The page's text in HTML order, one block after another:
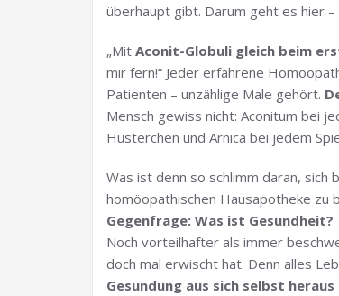
überhaupt gibt. Darum geht es hier
„Mit Aconit-Globuli gleich beim
mir fern!“ Jeder erfahrene
Patienten – unzählige Male gehört.
Mensch gewiss nicht: Aconitum bei
Hüsterchen und Arnica bei jedem
Was ist denn so schlimm daran,
homöopathischen Hausapotheke zu
Gegenfrage: Was ist Gesundheit?
Noch vorteilhafter als immer
doch mal erwischt hat. Denn alles
Gesundung aus sich selbst